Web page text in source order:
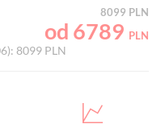
8099 PLN
od 6789 PLN
): 8099 PLN